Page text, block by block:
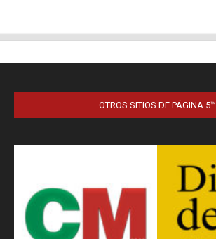
OTROS SITIOS DE PÁGINA 5™